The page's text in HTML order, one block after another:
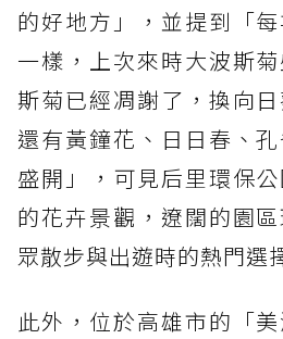
的好地方」，並提到「
一樣，上次來時大波斯
斯菊已經凋謝了，換向
還有黃鐘花、日日春、
盛開」，可見后里環保
的花卉景觀，遼闊的園
眾散步與出遊時的熱門選
此外，位於高雄市的「